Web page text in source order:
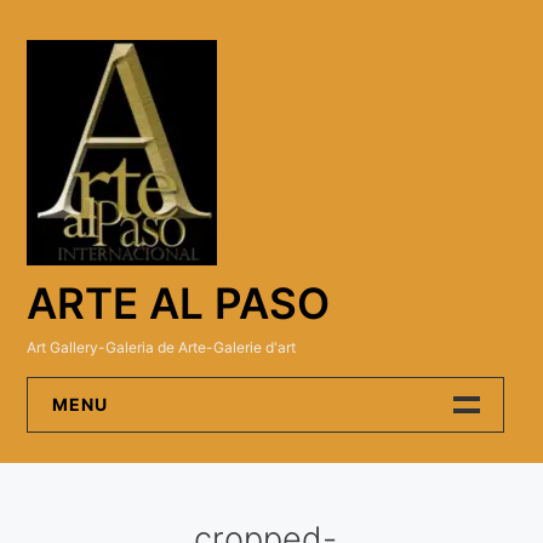
ARTE AL PASO
Art Gallery-Galeria de Arte-Galerie d'art
MENU